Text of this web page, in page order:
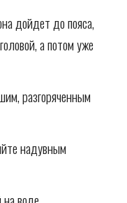
дойдет до пояса,
а потом уже
разгоряченным
надувным